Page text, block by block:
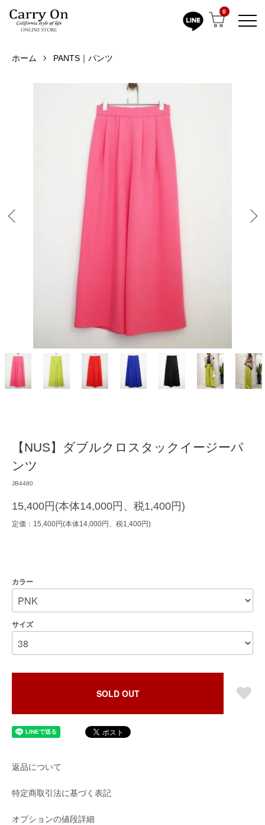
0
ホーム PANTS｜パンツ
【NUS】ダブルクロスタックイージーパ
ンツ
JB4480
15,400円(本体14,000円、税1,400円)
定価：15,400円(本体14,000円、税1,400円)
カラー
サイズ
SOLD OUT
返品について
特定商取引法に基づく表記
オプションの値段詳細